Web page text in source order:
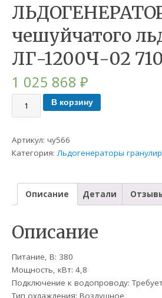
чешуйчатого
ЛГ-1200Ч-02
1 025 868₽
В корзину
Артикул:чу566
Категория: Льдогенераторы
Описание Детали
Описание
Питание, В: 380
Мощность, кВт: 4,8
Подключение к водопроводу:
Тип охлаждения: Воздушное